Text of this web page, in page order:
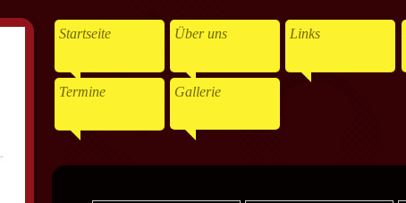
Startseite Über uns Links
Termine Gallerie